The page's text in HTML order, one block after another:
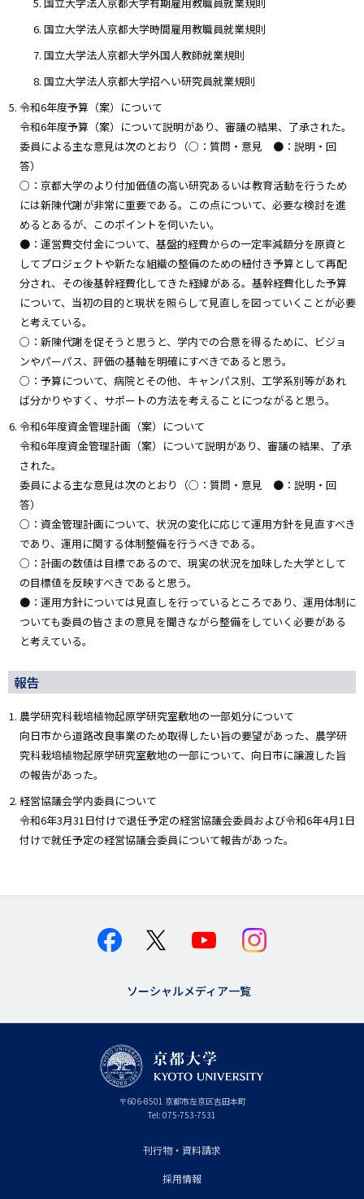
国立大学法人京都大学時間雇用教職員就業規則
国立大学法人京都大学外国人教師就業規則
国立大学法人京都大学招へい研究員就業規則
令和6年度予算（案）について
令和6年度予算（案）について説明があり、審議の結果、了承された。
委員による主な意見は次のとおり（○：質問・意見 ●：説明・回
答）
○：京都大学のより付加価値の高い研究あるいは教育活動を行うため
には新陳代謝が非常に重要である。この点について、必要な検討を進
めるとあるが、このポイントを伺いたい。
●：運営費交付金について、基盤的経費からの一定率減額分を原資と
してプロジェクトや新たな組織の整備のための紐付き予算として再配
分され、その後基幹経費化してきた経緯がある。基幹経費化した予算
について、当初の目的と現状を照らして見直しを図っていくことが必要
と考えている。
○：新陳代謝を促そうと思うと、学内での合意を得るために、ビジョ
ンやパーパス、評価の基軸を明確にすべきであると思う。
○：予算について、病院とその他、キャンパス別、工学系別等があれ
ば分かりやすく、サポートの方法を考えることにつながると思う。
令和6年度資金管理計画（案）について
令和6年度資金管理計画（案）について説明があり、審議の結果、了承
された。
委員による主な意見は次のとおり（○：質問・意見 ●：説明・回
答）
○：資金管理計画について、状況の変化に応じて運用方針を見直すべき
であり、運用に関する体制整備を行うべきである。
○：計画の数値は目標であるので、現実の状況を加味した大学として
の目標値を反映すべきであると思う。
●：運用方針については見直しを行っているところであり、運用体制に
ついても委員の皆さまの意見を聞きながら整備をしていく必要がある
と考えている。
報告
農学研究科栽培植物起原学研究室敷地の一部処分について
向日市から道路改良事業のため取得したい旨の要望があった、農学研
究科栽培植物起原学研究室敷地の一部について、向日市に譲渡した旨
の報告があった。
経営協議会学内委員について
令和6年3月31日付けで退任予定の経営協議会委員および令和6年4月1日
付けで就任予定の経営協議会委員について報告があった。
ソーシャルメディア一覧
〒606-8501 京
都
府
京都市左京区吉田本町
Tel: 075-753-7531
刊行物・資料請求
採用情報